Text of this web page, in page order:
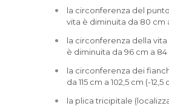
la circonferenza del
vita è diminuita da 80 cm
la circonferenza della vita
è diminuita da 96 cm a 84
la circonferenza dei
da 115 cm a 102,5 cm (-12,5
la plica tricipitale